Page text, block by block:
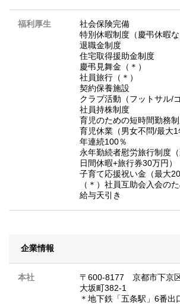
福利厚生
社会保険完備
特別休暇制度（慶弔休暇な
退職金制度
住宅取得援助金制度
慶弔見舞金（＊）
社員旅行（＊）
契約保養施設
クラブ活動（フットサル/ゴ
社員持株制度
育児のための短時間勤務制
育児休業（男女不問/最大
年連続100％
永年勤続者慰労旅行制度
日間休暇+旅行券30万円）
子育て応援祝い金（最大
（＊）社員互助会入会の
給与天引き
企業情報
本社
〒600-8177 京都市下京
大坂町382-1
＊地下鉄「五条駅」6番出